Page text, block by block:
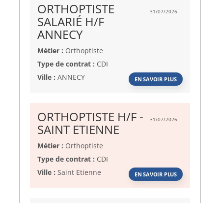
31/07/2026
ORTHOPTISTE
SALARIÉ H/F
ANNECY(Nouvelle
fenêtre)
Métier : Orthoptiste
Type de contrat : CDI
Ville : ANNECY EN SAVOIR PLUS
31/07/2026
ORTHOPTISTE H/F -
SAINT ETIENNE
Métier : Orthoptiste
Type de contrat : CDI
Ville : Saint Etienne EN SAVOIR PLUS